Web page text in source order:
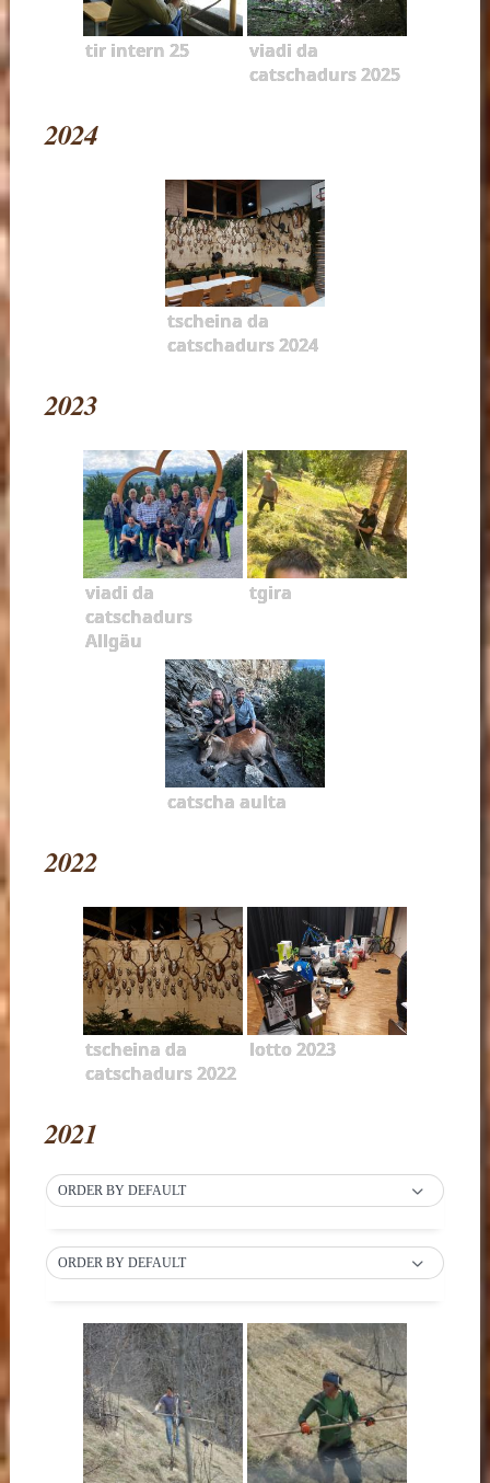
tir intern 25
viadi da
catschadurs 2025
2024
tscheina da
catschadurs 2024
2023
viadi da
catschadurs
Allgäu
tgira
catscha aulta
2022
tscheina da
catschadurs 2022
lotto 2023
2021
ORDER BY DEFAULT
ORDER BY DEFAULT